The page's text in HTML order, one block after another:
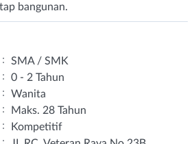
bangunan.
:
SMA / SMK
:
0 - 2 Tahun
:
Wanita
:
Maks. 28 Tahun
:
Kompetitif